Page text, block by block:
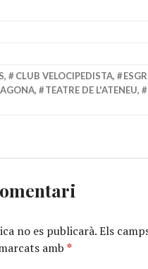
, CLUB VELOCIPEDISTA,
, TEATRE DE L'ATENEU,
no es publicarà. Els
amb*